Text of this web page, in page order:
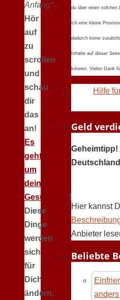
Anfang*
Hör
auf
zu
scrollen
und
schau
dir
das
an!
Es
geht
um
deine
Gesundheit !
Diese
Dinge
werden
sich
für
Dich
ändern,
du über einen solchen
ich eine kleine
dadurch keine
Inhalte auf dieser
können. Vielen Dank
Hilfe
Geld
Hier kannst
Anbieter
Beliebte